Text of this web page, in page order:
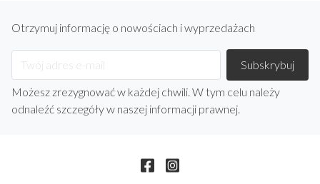
Otrzymuj informację o nowościach i wyprzedażach
Możesz zrezygnować w każdej chwili. W tym celu należy
odnaleźć szczegóły w naszej informacji prawnej.